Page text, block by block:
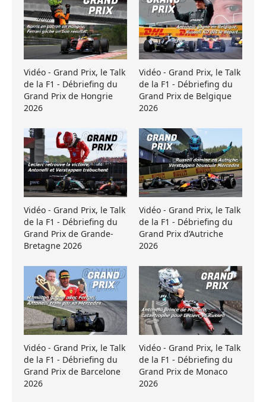
Vidéo - Grand Prix, le Talk
de la F1 - Débriefing du
Grand Prix de Hongrie
2026
Vidéo - Grand Prix, le Talk
de la F1 - Débriefing du
Grand Prix de Belgique
2026
Vidéo - Grand Prix, le Talk
de la F1 - Débriefing du
Grand Prix de Grande-
Bretagne 2026
Vidéo - Grand Prix, le Talk
de la F1 - Débriefing du
Grand Prix d’Autriche
2026
Vidéo - Grand Prix, le Talk
de la F1 - Débriefing du
Grand Prix de Barcelone
2026
Vidéo - Grand Prix, le Talk
de la F1 - Débriefing du
Grand Prix de Monaco
2026